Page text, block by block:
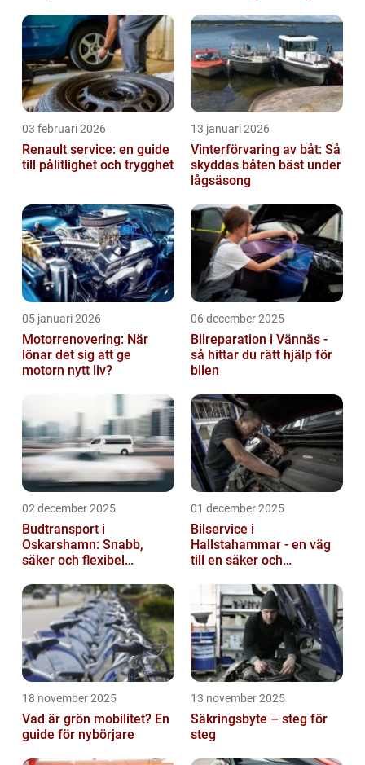
03 februari 2026
Renault service: en guide
till pålitlighet och trygghet
13 januari 2026
Vinterförvaring av båt: Så
skyddas båten bäst under
lågsäsong
05 januari 2026
Motorrenovering: När
lönar det sig att ge
motorn nytt liv?
06 december 2025
Bilreparation i Vännäs -
så hittar du rätt hjälp för
bilen
02 december 2025
Budtransport i
Oskarshamn: Snabb,
säker och flexibel
01 december 2025
Bilservice i
Hallstahammar - en väg
till en säker och
18 november 2025
Vad är grön mobilitet? En
guide för nybörjare
13 november 2025
Säkringsbyte – steg för
steg